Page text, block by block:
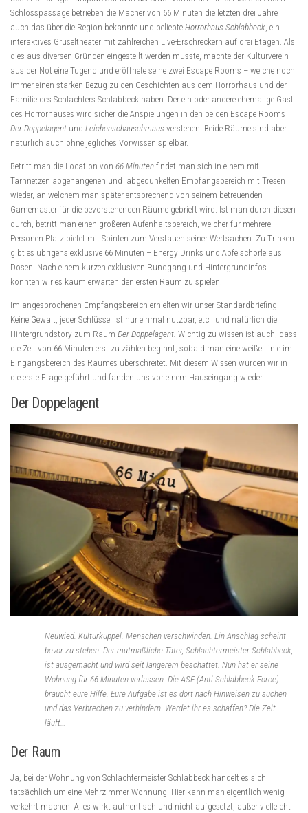
Schlosspassage betrieben die Macher von 66 Minuten die letzten drei Jahre
auch das über die Region bekannte und beliebte Horrorhaus Schlabbeck , ein
interaktives Gruseltheater mit zahlreichen Live-Erschreckern auf drei Etagen. Als
dies aus diversen Gründen eingestellt werden musste, machte der Kulturverein
aus der Not eine Tugend und eröffnete seine zwei Escape Rooms – welche noch
immer einen starken Bezug zu den Geschichten aus dem Horrorhaus und der
Familie des Schlachters Schlabbeck haben. Der ein oder andere ehemalige Gast
des Horrorhauses wird sicher die Anspielungen in den beiden Escape Rooms
Der Doppelagent und Leichenschauschmaus verstehen. Beide Räume sind aber
natürlich auch ohne jegliches Vorwissen spielbar.
Betritt man die Location von 66 Minuten findet man sich in einem mit
Tarnnetzen abgehangenen und abgedunkelten Empfangsbereich mit Tresen
wieder, an welchem man später entsprechend von seinem betreuenden
Gamemaster für die bevorstehenden Räume gebrieft wird. Ist man durch diesen
durch, betritt man einen größeren Aufenhaltsbereich, welcher für mehrere
Personen Platz bietet mit Spinten zum Verstauen seiner Wertsachen. Zu Trinken
gibt es übrigens exklusive 66 Minuten – Energy Drinks und Apfelschorle aus
Dosen. Nach einem kurzen exklusiven Rundgang und Hintergrundinfos
konnten wir es kaum erwarten den ersten Raum zu spielen.
Im angesprochenen Empfangsbereich erhielten wir unser Standardbriefing.
Keine Gewalt, jeder Schlüssel ist nur einmal nutzbar, etc. und natürlich die
Hintergrundstory zum Raum Der Doppelagent. Wichtig zu wissen ist auch, dass
die Zeit von 66 Minuten erst zu zählen beginnt, sobald man eine weiße Linie im
Eingangsbereich des Raumes überschreitet. Mit diesem Wissen wurden wir in
die erste Etage geführt und fanden uns vor einem Hauseingang wieder.
Der Doppelagent
Neuwied. Kulturkuppel. Menschen verschwinden. Ein Anschlag scheint
bevor zu stehen. Der mutmaßliche Täter, Schlachtermeister Schlabbeck,
ist ausgemacht und wird seit längerem beschattet. Nun hat er seine
Wohnung für 66 Minuten verlassen. Die ASF (Anti Schlabbeck Force)
braucht eure Hilfe. Eure Aufgabe ist es dort nach Hinweisen zu suchen
und das Verbrechen zu verhindern. Werdet ihr es schaffen? Die Zeit
läuft…
Der Raum
Ja, bei der Wohnung von Schlachtermeister Schlabbeck handelt es sich
tatsächlich um eine Mehrzimmer-Wohnung. Hier kann man eigentlich wenig
verkehrt machen. Alles wirkt authentisch und nicht aufgesetzt, außer vielleicht